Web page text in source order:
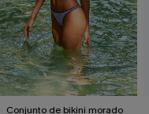
Conjunto de bikini morado